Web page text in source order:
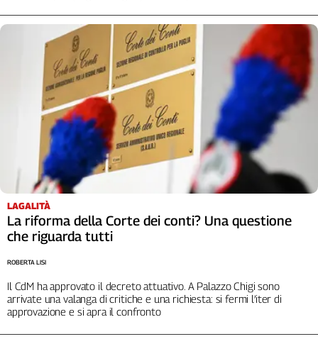
Le
trasmissioni
Progress
Territori
Abruzzo-
Molise
Alto
Adige
Basilicata
Calabria
Campania
Emilia-
Romagna
LAGALITÀ
La riforma della Corte dei conti? Una questione
che riguarda tutti
Il CdM ha approvato il decreto attuativo. A Palazzo Chigi sono
arrivate una valanga di critiche e una richiesta: si fermi l’iter di
approvazione e si apra il confronto
ROBERTA LISI